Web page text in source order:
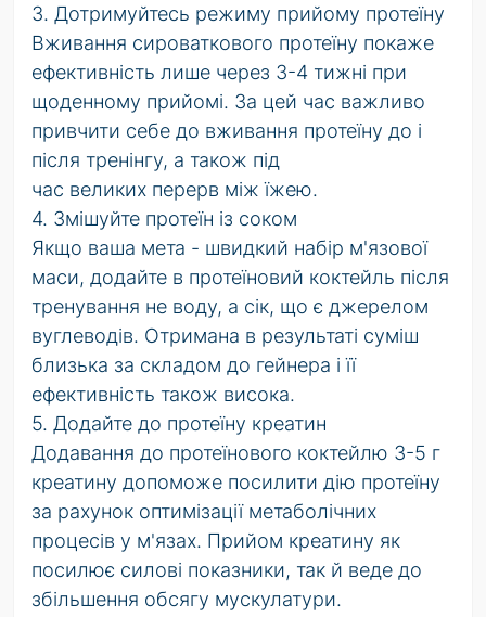
3. Дотримуйтесь режиму прийому протеїну
Вживання сироваткового протеїну покаже
ефективність лише через 3-4 тижні при
щоденному прийомі. За цей час важливо
привчити себе до вживання протеїну до і
після тренінгу, а також під
час великих перерв між їжею.
4. Змішуйте протеїн із соком
Якщо ваша мета - швидкий набір м'язової
маси, додайте в протеїновий коктейль після
тренування не воду, а сік, що є джерелом
вуглеводів. Отримана в результаті суміш
близька за складом до гейнера і її
ефективність також висока.
5. Додайте до протеїну креатин
Додавання до протеїнового коктейлю 3-5 г
креатину допоможе посилити дію протеїну
за рахунок оптимізації метаболічних
процесів у м'язах. Прийом креатину як
посилює силові показники, так й веде до
збільшення обсягу мускулатури.